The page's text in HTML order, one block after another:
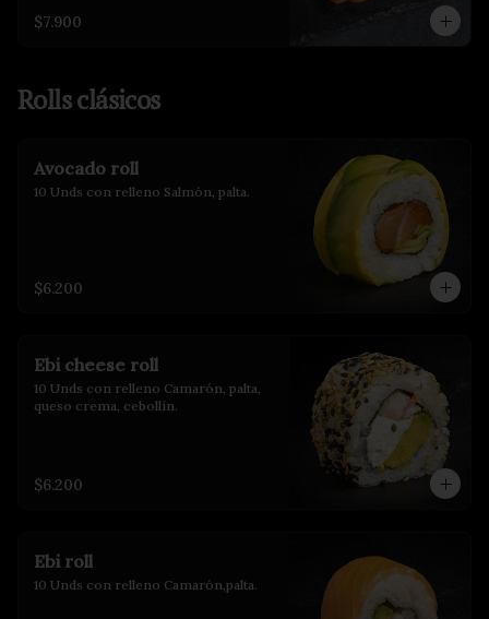
$7.900
Rolls clásicos
Avocado roll
10 Unds con relleno Salmón, palta.
$6.200
Ebi cheese roll
10 Unds con relleno Camarón, palta,
queso crema, cebollín.
$6.200
Ebi roll
10 Unds con relleno Camarón,palta.